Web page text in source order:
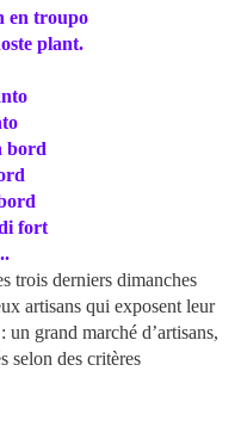
en troupo
plant.
bord
fort
trois derniers dimanches
artisans qui exposent leur
grand marché d’artisans,
selon des critères